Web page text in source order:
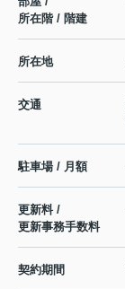
所在階 / 階建
所在地
交通
駐車場 / 月額
更新料 /
更新事務手数料
契約期間